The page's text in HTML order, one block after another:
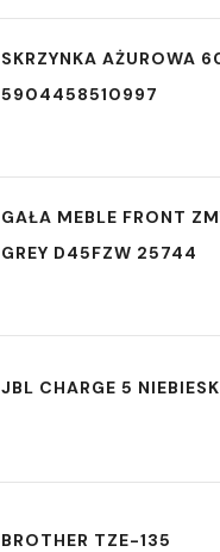
SKRZYNKA
5904458510997
GAŁA MEBLE FRONT
GREY D45FZW 25744
JBL CHARGE 5
BROTHER TZE-135